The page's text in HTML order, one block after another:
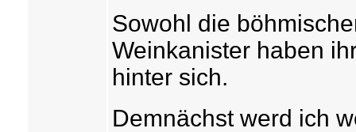
Sowohl die
Weinkanister haben
hinter sich.
Demnächst werd ich